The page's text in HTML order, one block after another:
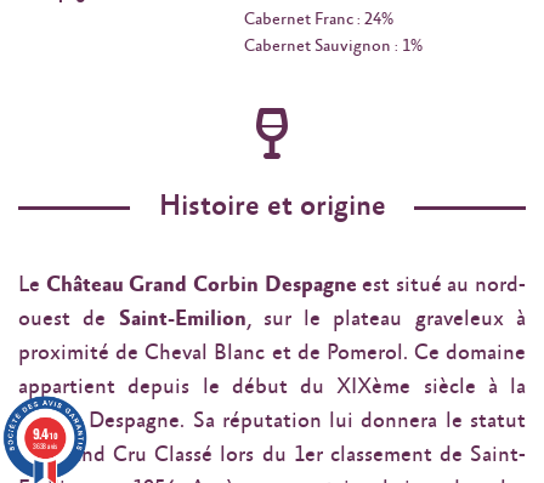
Cabernet Franc : 24%
Cabernet Sauvignon : 1%
Histoire et origine
Le Château Grand Corbin Despagne est situé au nord-
ouest de Saint-Emilion, sur le plateau graveleux à
proximité de Cheval Blanc et de Pomerol. Ce domaine
appartient depuis le début du XIXème siècle à la
famille Despagne. Sa réputation lui donnera le statut
de Grand Cru Classé lors du 1er classement de Saint-
9.4/10
3638 avis